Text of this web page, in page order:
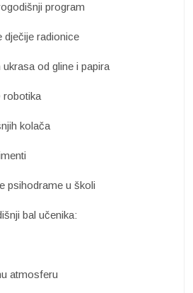
program
dječije radionice
od gline i papira
robotika
kolača
psihodrame u školi
bal učenika:
atmosferu